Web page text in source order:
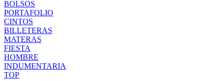
BOLSOS
PORTAFOLIO
CINTOS
BILLETERAS
MATERAS
FIESTA
HOMBRE
INDUMENTARIA
TOP